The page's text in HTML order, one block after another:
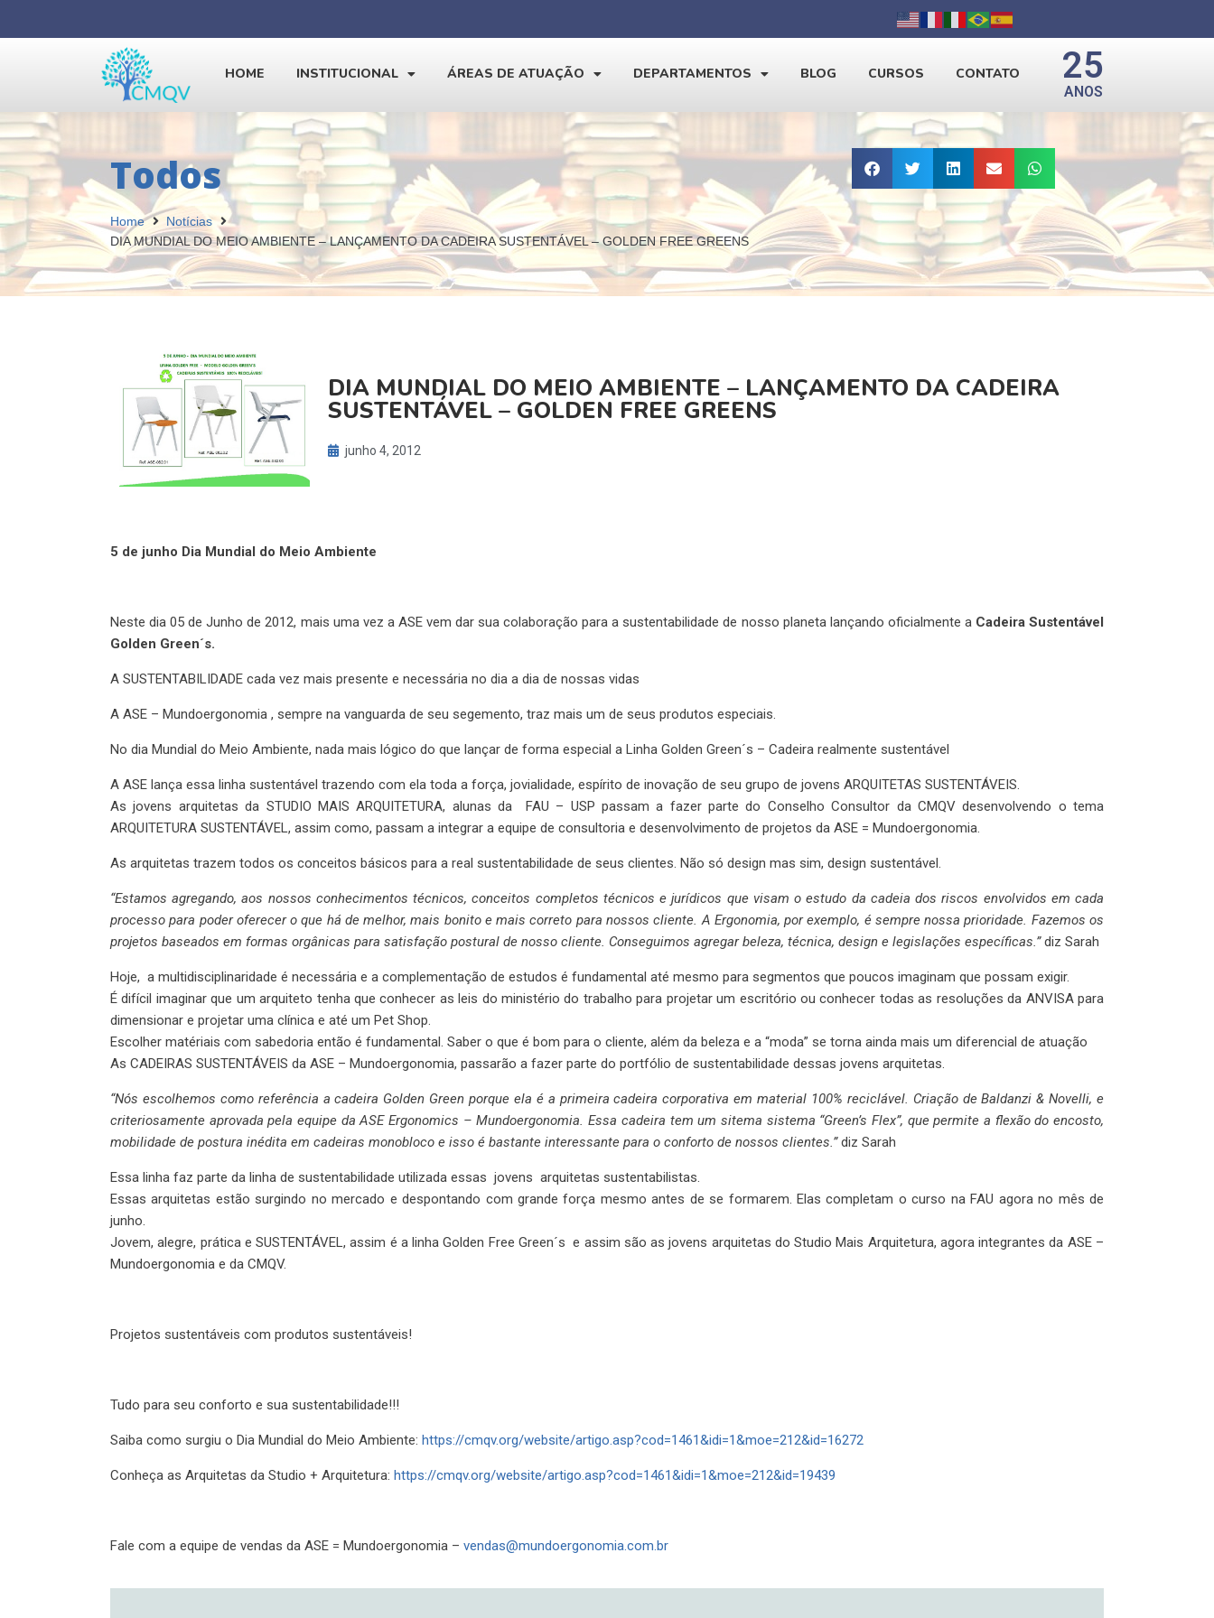
HOME INSTITUCIONAL ÁREAS DE ATUAÇÃO DEPARTAMENTOS BLOG CURSOS CONTATO 25
ANOS
Todos
Home
Notícias
DIA MUNDIAL DO MEIO AMBIENTE – LANÇAMENTO DA CADEIRA SUSTENTÁVEL – GOLDEN FREE GREENS
DIA MUNDIAL DO MEIO AMBIENTE – LANÇAMENTO DA CADEIRA
SUSTENTÁVEL – GOLDEN FREE GREENS
junho 4, 2012
5 de junho Dia Mundial do Meio Ambiente
Neste dia 05 de Junho de 2012, mais uma vez a ASE vem dar sua colaboração para a sustentabilidade de nosso planeta lançando oficialmente a Cadeira Sustentável
Golden Green´s.
A SUSTENTABILIDADE cada vez mais presente e necessária no dia a dia de nossas vidas
A ASE – Mundoergonomia , sempre na vanguarda de seu segemento, traz mais um de seus produtos especiais.
No dia Mundial do Meio Ambiente, nada mais lógico do que lançar de forma especial a Linha Golden Green´s – Cadeira realmente sustentável
A ASE lança essa linha sustentável trazendo com ela toda a força, jovialidade, espírito de inovação de seu grupo de jovens ARQUITETAS SUSTENTÁVEIS.
As jovens arquitetas da STUDIO MAIS ARQUITETURA, alunas da FAU – USP passam a fazer parte do Conselho Consultor da CMQV desenvolvendo o tema
ARQUITETURA SUSTENTÁVEL, assim como, passam a integrar a equipe de consultoria e desenvolvimento de projetos da ASE = Mundoergonomia.
As arquitetas trazem todos os conceitos básicos para a real sustentabilidade de seus clientes. Não só design mas sim, design sustentável.
“Estamos agregando, aos nossos conhecimentos técnicos, conceitos completos técnicos e jurídicos que visam o estudo da cadeia dos riscos envolvidos em cada
processo para poder oferecer o que há de melhor, mais bonito e mais correto para nossos cliente. A Ergonomia, por exemplo, é sempre nossa prioridade. Fazemos os
projetos baseados em formas orgânicas para satisfação postural de nosso cliente. Conseguimos agregar beleza, técnica, design e legislações específicas.”diz Sarah
Hoje, a multidisciplinaridade é necessária e a complementação de estudos é fundamental até mesmo para segmentos que poucos imaginam que possam exigir.
É difícil imaginar que um arquiteto tenha que conhecer as leis do ministério do trabalho para projetar um escritório ou conhecer todas as resoluções da ANVISA para
dimensionar e projetar uma clínica e até um Pet Shop.
Escolher matériais com sabedoria então é fundamental. Saber o que é bom para o cliente, além da beleza e a “moda” se torna ainda mais um diferencial de atuação
As CADEIRAS SUSTENTÁVEIS da ASE – Mundoergonomia, passarão a fazer parte do portfólio de sustentabilidade dessas jovens arquitetas.
“Nós escolhemos como referência a cadeira Golden Green porque ela é a primeira cadeira corporativa em material 100% reciclável. Criação de Baldanzi & Novelli, e
criteriosamente aprovada pela equipe da ASE Ergonomics – Mundoergonomia. Essa cadeira tem um sitema sistema “Green’s Flex”, que permite a flexão do encosto,
mobilidade de postura inédita em cadeiras monobloco e isso é bastante interessante para o conforto de nossos clientes.”diz Sarah
Essa linha faz parte da linha de sustentabilidade utilizada essas jovens arquitetas sustentabilistas.
Essas arquitetas estão surgindo no mercado e despontando com grande força mesmo antes de se formarem. Elas completam o curso na FAU agora no mês de
junho.
Jovem, alegre, prática e SUSTENTÁVEL, assim é a linha Golden Free Green´s e assim são as jovens arquitetas do Studio Mais Arquitetura, agora integrantes da ASE –
Mundoergonomia e da CMQV.
Projetos sustentáveis com produtos sustentáveis!
Tudo para seu conforto e sua sustentabilidade!!!
Saiba como surgiu o Dia Mundial do Meio Ambiente: https://cmqv.org/website/artigo.asp?cod=1461&idi=1&moe=212&id=16272
Conheça as Arquitetas da Studio + Arquitetura: https://cmqv.org/website/artigo.asp?cod=1461&idi=1&moe=212&id=19439
Fale com a equipe de vendas da ASE = Mundoergonomia – vendas@mundoergonomia.com.br